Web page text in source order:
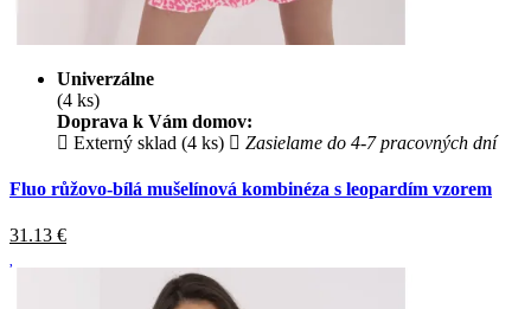
Univerzálne
(4 ks)
Doprava k Vám domov:
Externý sklad (4 ks)
Zasielame do 4-7 pracovných dní
Fluo růžovo-bílá mušelínová kombinéza s leopardím vzorem
31.13 €